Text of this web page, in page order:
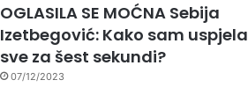
OGLASILA SE MOĆNA Sebija
Izetbegović: Kako sam uspjela
sve za šest sekundi?
07/12/2023